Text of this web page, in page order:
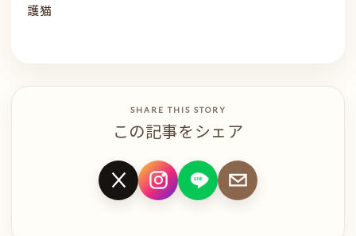
護猫
SHARE THIS STORY
この記事をシェア
X Instagram
LINELINE メール